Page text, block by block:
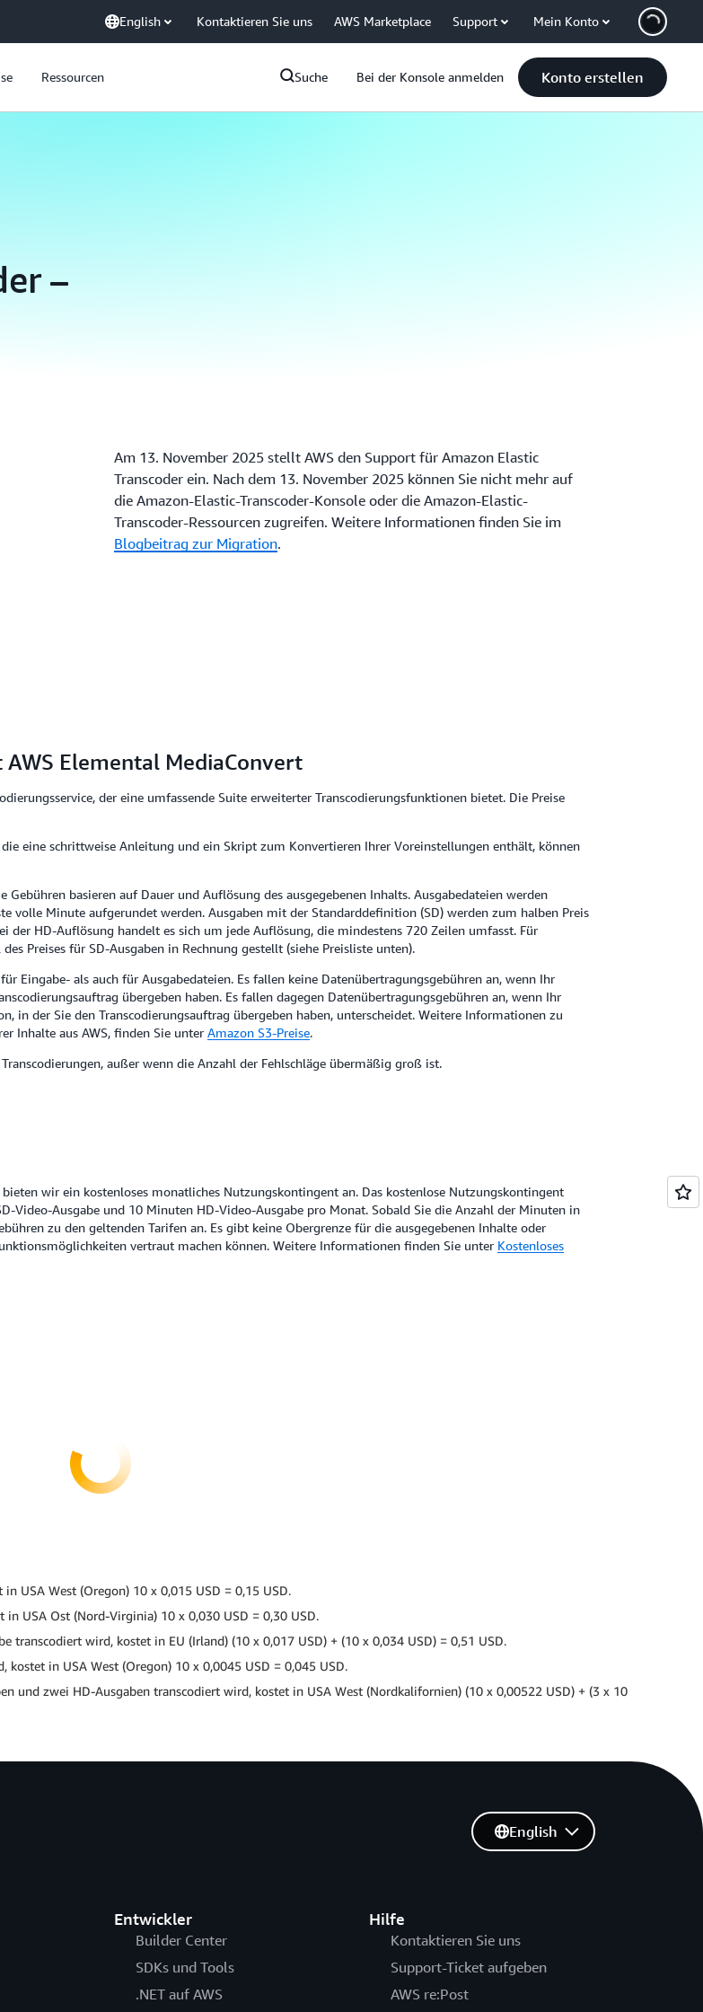
English Kontaktieren Sie uns AWS Marketplace Support Mein Konto
Ressourcen Suche Bei der Konsole anmelden Konto erstellen
–
Am 13. November 2025 stellt AWS den Support für Amazon Elastic
Transcoder ein. Nach dem 13. November 2025 können Sie nicht mehr auf
die Amazon-Elastic-Transcoder-Konsole oder die Amazon-Elastic-
Transcoder-Ressourcen zugreifen. Weitere Informationen finden Sie im
Blogbeitrag zur Migration.
Elemental MediaConvert
der eine umfassende Suite erweiterter Transcodierungsfunktionen bietet. Die Preise
eine schrittweise Anleitung und ein Skript zum Konvertieren Ihrer Voreinstellungen enthält, können
basieren auf Dauer und Auflösung des ausgegebenen Inhalts. Ausgabedateien werden
volle Minute aufgerundet werden. Ausgaben mit der Standarddefinition (SD) werden zum halben Preis
der HD-Auflösung handelt es sich um jede Auflösung, die mindestens 720 Zeilen umfasst. Für
Preises für SD-Ausgaben in Rechnung gestellt (siehe Preisliste unten).
Eingabe- als auch für Ausgabedateien. Es fallen keine Datenübertragungsgebühren an, wenn Ihr
übergeben haben. Es fallen dagegen Datenübertragungsgebühren an, wenn Ihr
in der Sie den Transcodierungsauftrag übergeben haben, unterscheidet. Weitere Informationen zu
Inhalte aus AWS, finden Sie unter Amazon S3-Preise.
außer wenn die Anzahl der Fehlschläge übermäßig groß ist.
wir ein kostenloses monatliches Nutzungskontingent an. Das kostenlose Nutzungskontingent
Video-Ausgabe und 10 Minuten HD-Video-Ausgabe pro Monat. Sobald Sie die Anzahl der Minuten in
zu den geltenden Tarifen an. Es gibt keine Obergrenze für die ausgegebenen Inhalte oder
vertraut machen können. Weitere Informationen finden Sie unter Kostenloses
USA West (Oregon) 10 x 0,015 USD = 0,15 USD.
USA Ost (Nord-Virginia) 10 x 0,030 USD = 0,30 USD.
transcodiert wird, kostet in EU (Irland) (10 x 0,017 USD) + (10 x 0,034 USD) = 0,51 USD.
in USA West (Oregon) 10 x 0,0045 USD = 0,045 USD.
und zwei HD-Ausgaben transcodiert wird, kostet in USA West (Nordkalifornien) (10 x 0,00522 USD) + (3 x 10
Entwickler
Builder Center
SDKs und Tools
.NET auf AWS
Hilfe
Kontaktieren Sie uns
Support-Ticket aufgeben
AWS re:Post
English